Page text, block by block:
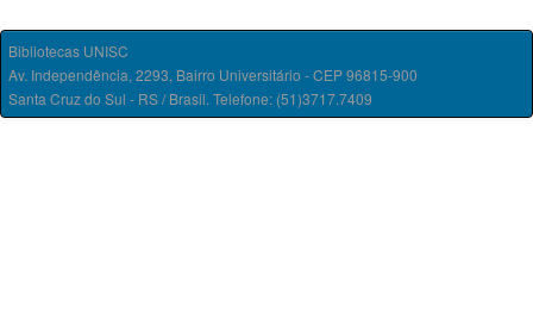
Bibliotecas UNISC
Av. Independência, 2293, Bairro Universitário - CEP 96815-900
Santa Cruz do Sul - RS / Brasil. Telefone: (51)3717.7409